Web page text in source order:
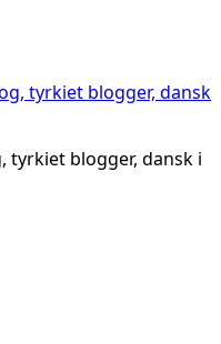
tyrkiet blogger, dansk i